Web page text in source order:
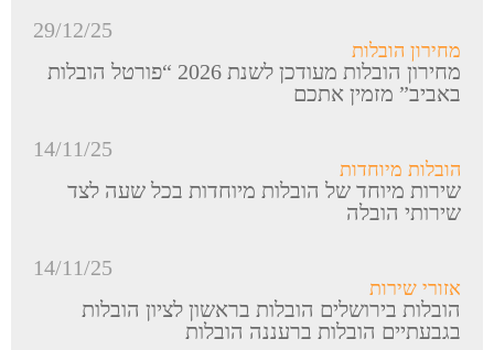
29/12/25
מחירון הובלות
מחירון הובלות מעודכן לשנת 2026 “פורטל הובלות
באביב” מזמין אתכם
14/11/25
הובלות מיוחדות
שירות מיוחד של הובלות מיוחדות בכל שעה לצד
שירותי הובלה
14/11/25
אזורי שירות
הובלות בירושלים הובלות בראשון לציון הובלות
בגבעתיים הובלות ברעננה הובלות